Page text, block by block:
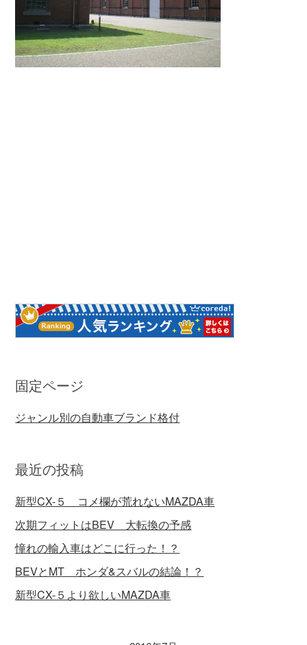
固定ページ
ジャンル別の自動車ブランド格付
最近の投稿
新型CX-５ コメ欄が荒れないMAZDA車
次期フィットはBEV 大転換の予感
憧れの輸入車はどこに行った！？
BEVとMT ホンダ&スバルの結論！？
新型CX-５より欲しいMAZDA車